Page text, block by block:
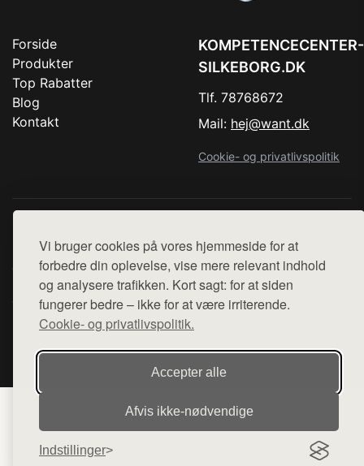
Vi bruger cookies på vores hjemmeside for at
forbedre din oplevelse, vise mere relevant indhold
og analysere trafikken. Kort sagt: for at siden
fungerer bedre – ikke for at være irriterende.
Cookie- og privatlivspolitik.
Accepter alle
Afvis ikke‑nødvendige
Indstillinger
Forside
Produkter
Top Rabatter
Blog
Kontakt
KOMPETENCECENTER-
SILKEBORG.DK
Tlf. 78768672
Mail: hej@want.dk
Cookie- og privatlivspolitik
hjemmesider med præsentation af forskellige produkter fra
diverse webshops. Der sælges ikke varer fra denne side - vi
henviser til de shops, som sælger varen. Vi har heller ikke
varerne på lager.
forbeholdes.